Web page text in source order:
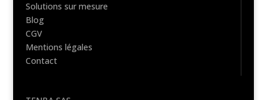
Solutions sur mesure
Blog
CGV
Mentions légales
Contact